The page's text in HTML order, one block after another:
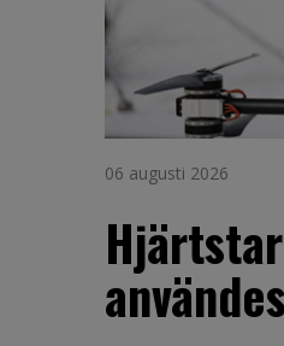
06 augusti 2026